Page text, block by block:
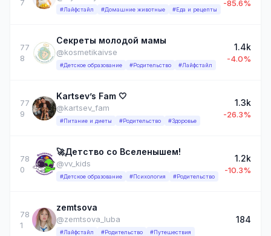
7
#Лайфстайл #Домашние животные #Еда и рецепты
-85.6%
77
8
Секреты молодой мамы
@kosmetikaivse
#Детское образование #Родительство #Лайфстайл
1.4k
-4.0%
77
9
Kartsev’s Fam 🤍
@kartsev_fam
#Питание и диеты #Родительство #Здоровье
1.3k
-26.3%
78
0
🚀Детство со Вселенышем!
@vv_kids
#Детское образование #Психология #Родительство
1.2k
-10.3%
78
1
zemtsova
@zemtsova_luba
#Лайфстайл #Родительство #Путешествия
184